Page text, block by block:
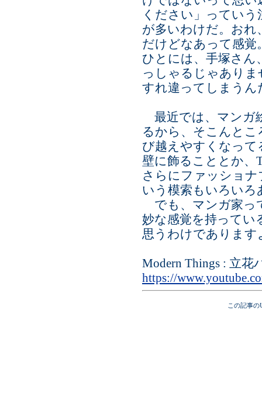
ください」ってい
が多いわけだ。お
だけどなあって感
ひとには、手塚さん
っしゃるじゃあり
すれ違ってしまうん
最近では、マンガ
るから、そこんと
び越えやすくなっ
壁に飾ることとか、
さらにファッショ
いう模索もいろい
でも、マンガ家っ
妙な感覚を持ってい
思うわけであります
Modern Things : 立花
https://
この記事